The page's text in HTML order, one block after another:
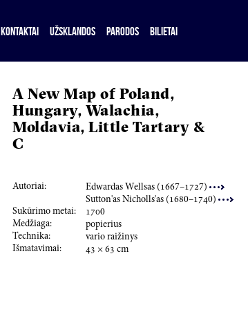
KONTAKTAI UŽSKLANDOS PARODOS BILIETAI
A New Map of Poland,
Hungary, Walachia,
Moldavia, Little Tartary &
C
Autoriai: Edwardas Wellsas ( 1667–1727)
Sutton'as Nicholls'as ( 1680–1740)
Sukūrimo metai:
1700
Medžiaga:
popierius
Technika:
vario raižinys
Išmatavimai:
43 × 63 cm